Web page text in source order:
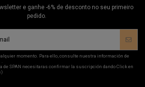
e ganhe -6% de desconto no seu primeiro
pedido.
momento. Para ello, consulte nuestra información de
de SPAN necesitaras confirmar la suscripción dando Click en